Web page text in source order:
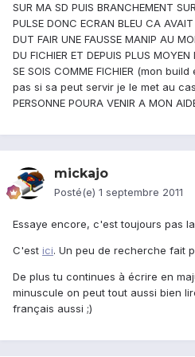
SUR MA SD PUIS BRANCHEMENT
PULSE DONC ECRAN BLEU CA
DUT FAIR UNE FAUSSE MANIP AU
DU FICHIER ET DEPUIS PLUS
SE SOIS COMME FICHIER (mon
pas si sa peut servir je le met au cas
PERSONNE POURA VENIR A MON
mickajo
Posté(e) 1 septembre 2011
Essaye encore, c'est toujours pas
C'est ici. Un peu de recherche fait
De plus tu continues à écrire en
minuscule on peut tout aussi bien
français aussi ;)